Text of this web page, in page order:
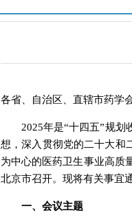
各省、自治区、直辖市药学
2025年是“十四五”规
想，深入贯彻党的二十大和
为中心的医药卫生事业高质
北京市召开。现将有关事宜
一、会议主题